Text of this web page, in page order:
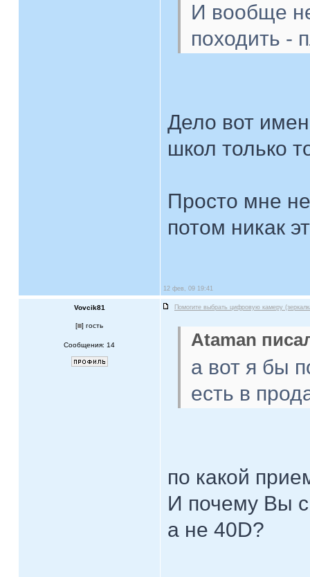
И вообще
походить -
Дело вот
школ только
Просто мне
потом никак
12 фев, 09 19:41
Vovcik81 Помогите выбрать цифровую камеру
[ ] гость
Сообщения: 14 Ataman
а вот я бы
есть в
по какой
И почему Вы
а не 40D?